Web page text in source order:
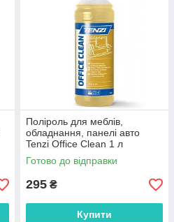
Поліроль для меблів,
обладнання, панелі авто
Tenzi Office Clean 1 л
Готово до відправки
295 ₴
Купити